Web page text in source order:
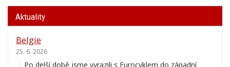
Aktuality
Belgie
25. 6. 2026
Po delší době jsme vyrazili s Eurocyklem do západní